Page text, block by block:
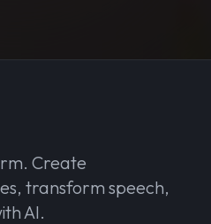
Create
transform speech,
AI.